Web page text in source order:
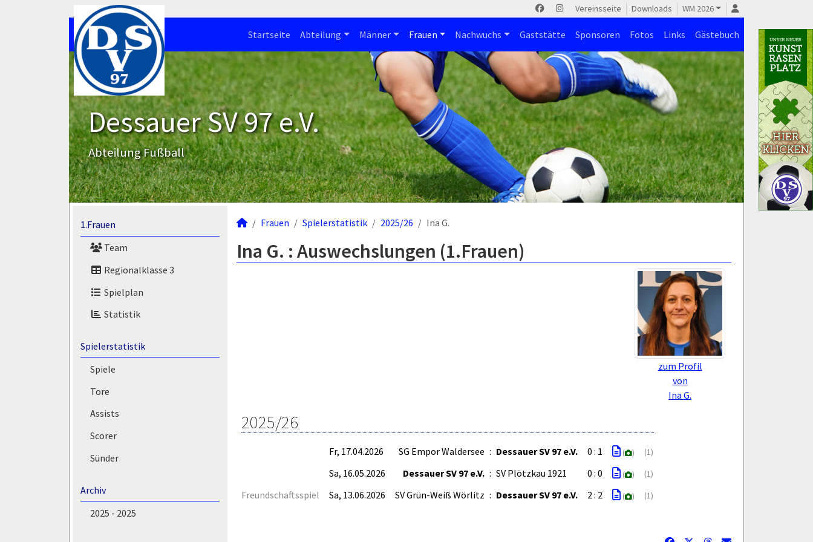
Vereinsseite Downloads WM 2026
Startseite Abteilung Männer Frauen Nachwuchs Gaststätte Sponsoren Fotos Links Gästebuch
Dessauer SV 97 e.V.
Abteilung Fußball
1.Frauen
Team
Regionalklasse 3
Spielplan
Statistik
Spielerstatistik
Spiele
Tore
Assists
Scorer
Sünder
Archiv
2025 - 2025
Frauen Spielerstatistik 2025/26 Ina G.
Ina G. : Auswechslungen (1.Frauen)
zum Profil
von
Ina G.
2025/26
Fr, 17.04.2026 SG Empor Waldersee : Dessauer SV 97 e.V. 0 : 1 ( ) (1)
Sa, 16.05.2026 Dessauer SV 97 e.V. : SV Plötzkau 1921 0 : 0 ( ) (1)
Freundschaftsspiel Sa, 13.06.2026 SV Grün-Weiß Wörlitz : Dessauer SV 97 e.V. 2 : 2 ( ) (1)